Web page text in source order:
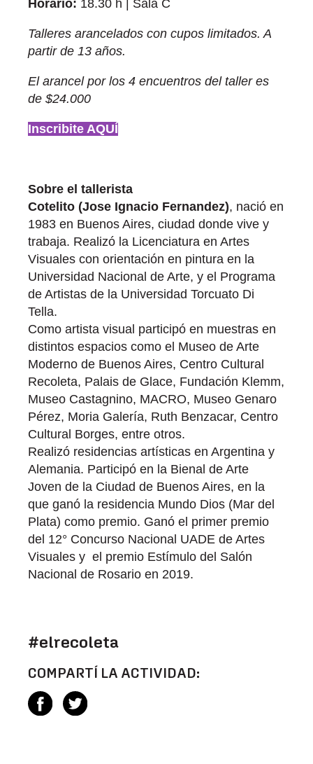
Horario: 18.30 h | Sala C
Talleres arancelados con cupos limitados. A
partir de 13 años.
El arancel por los 4 encuentros del taller es
de $24.000
Inscribite AQUÍ
Sobre el tallerista
Cotelito (Jose Ignacio Fernandez), nació en
1983 en Buenos Aires, ciudad donde vive y
trabaja. Realizó la Licenciatura en Artes
Visuales con orientación en pintura en la
Universidad Nacional de Arte, y el Programa
de Artistas de la Universidad Torcuato Di
Tella.
Como artista visual participó en muestras en
distintos espacios como el Museo de Arte
Moderno de Buenos Aires, Centro Cultural
Recoleta, Palais de Glace, Fundación Klemm,
Museo Castagnino, MACRO, Museo Genaro
Pérez, Moria Galería, Ruth Benzacar, Centro
Cultural Borges, entre otros.
Realizó residencias artísticas en Argentina y
Alemania. Participó en la Bienal de Arte
Joven de la Ciudad de Buenos Aires, en la
que ganó la residencia Mundo Dios (Mar del
Plata) como premio. Ganó el primer premio
del 12° Concurso Nacional UADE de Artes
Visuales y el premio Estímulo del Salón
Nacional de Rosario en 2019.
#elrecoleta
COMPARTÍ LA ACTIVIDAD: